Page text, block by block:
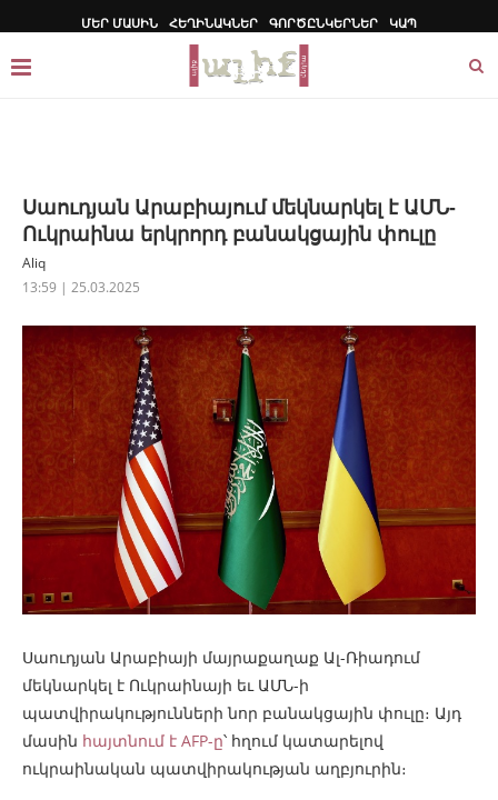
ՄԵՐ ՄԱՍԻՆ ՀԵՂԻՆԱԿՆԵՐ ԳՈՐԾԸՆԿԵՐՆԵՐ ԿԱՊ
Սաուդյան Արաբիայում մեկնարկել է ԱՄՆ-
Ուկրաինա երկրորդ բանակցային փուլը
Aliq
13:59 | 25.03.2025
Սաուդյան Արաբիայի մայրաքաղաք Ալ-Ռիադում
մեկնարկել է Ուկրաինայի եւ ԱՄՆ-ի
պատվիրակությունների նոր բանակցային փուլը։ Այդ
մասին հայտնում է AFP-ը՝ հղում կատարելով
ուկրաինական պատվիրակության աղբյուրին։